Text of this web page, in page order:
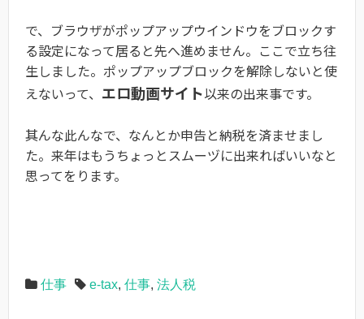
で、ブラウザがポップアップウインドウをブロックす
る設定になって居ると先へ進めません。ここで立ち往
生しました。ポップアップブロックを解除しないと使
えないって、 エロ動画サイト以来の出来事です。
其んな此んなで、なんとか申告と納税を済ませまし
た。来年はもうちょっとスムーヅに出来ればいいなと
思ってをります。
仕事 e-tax, 仕事, 法人税